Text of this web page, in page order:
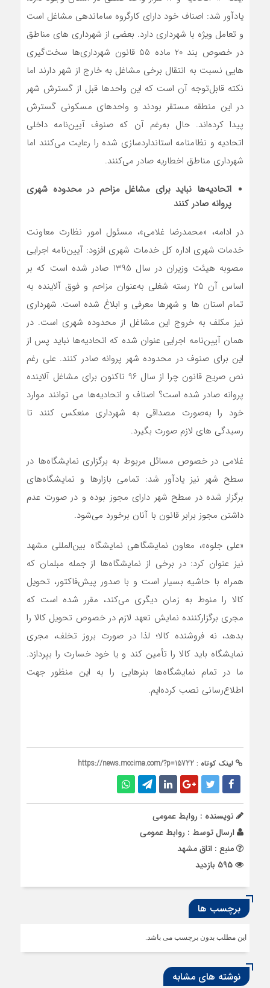
یادآور شد: اصناف خود دارای کارگروه ساماندهی مشاغل است
و تعامل ویژه با شهرداری دارد. بعضی از شهرداری های مناطق
در خصوص بند 20 ماده 55 قانون شهرداری‌ها سخت‌گیری
هایی نسبت به انتقال برخی مشاغل به خارج از شهر دارند اما
نکته قابل‌توجه آن است که این واحدها قبل از گسترش شهر
در این منطقه مستقر بودند و واحدهای مسکونی گسترش
پیدا کرده‌اند. حال به‌رغم آن که صنوف آیین‌نامه داخلی
اتحادیه و نظامنامه استانداردسازی شده را رعایت می‌کنند اما
شهرداری مناطق اخطاریه صادر می‌کنند.
اتحادیه‌ها نباید برای مشاغل مزاحم در محدوده شهری
پروانه صادر کنند
در ادامه، «محمدرضا غلامی»، مسئول امور نظارت معاونت
خدمات شهری اداره کل خدمات شهری افزود: آیین‌نامه اجرایی
مصوبه هیئت وزیران در سال 1395 صادر شده است که بر
اساس آن 25 رسته شغلی به‌عنوان مزاحم و فوق آلاینده به
تمام استان ها و شهرها معرفی و ابلاغ شده است. شهرداری
نیز مکلف به خروج این مشاغل از محدوده شهری است. در
همان آیین‌نامه اجرایی عنوان شده که اتحادیه‌ها نباید پس از
این برای صنوف در محدوده شهر پروانه صادر کنند. علی رغم
نص صریح قانون چرا از سال 96 تاکنون برای مشاغل آلاینده
پروانه صادر شده است؟ اصناف و اتحادیه‌ها می توانند موارد
خود را به‌صورت مصداقی به شهرداری منعکس کنند تا
رسیدگی های لازم صورت بگیرد.
غلامی در خصوص مسائل مربوط به برگزاری نمایشگاه‌ها در
سطح شهر نیز یادآور شد: تمامی بازارها و نمایشگاه‌های
برگزار شده در سطح شهر دارای مجوز بوده و در صورت عدم
داشتن مجوز برابر قانون با آنان برخورد می‌شود.
«علی جلوه»، معاون نمایشگاهی نمایشگاه بین‌المللی مشهد
نیز عنوان کرد: در برخی از نمایشگاه‌ها از جمله مبلمان که
همراه با حاشیه بسیار است و با صدور پیش‌فاکتور، تحویل
کالا را منوط به زمان دیگری می‌کند، مقرر شده است که
مجری برگزارکننده نمایش تعهد لازم در خصوص تحویل کالا را
بدهد، نه فروشنده کالا؛ لذا در صورت بروز تخلف، مجری
نمایشگاه باید کالا را تأمین کند و یا خود خسارت را بپردازد.
ما در تمام نمایشگاه‌ها بنرهایی را به این منظور جهت
اطلاع‌رسانی نصب‌ کرده‌ایم.
لینک کوتاه : https://news.mccima.com/?p=15722
نویسنده : روابط عمومی
ارسال توسط : روابط عمومی
منبع : اتاق مشهد
برچسب ها
این مطلب بدون برچسب می باشد.
نوشته های مشابه